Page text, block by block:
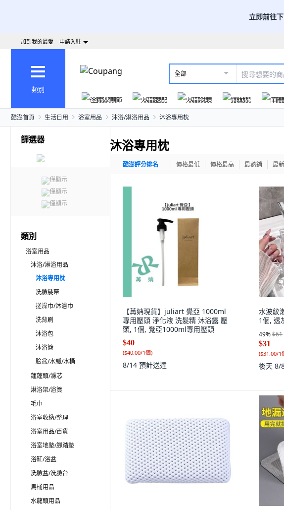
立即前往
加到我的最愛 申請入駐
類別
全部
爸氣父親節
火箭速配 火箭跨境 嬰幼兒 保
酷澎首頁 生活日用 浴室用品 沐浴/淋浴用品 沐浴專用枕
篩選器
僅顯示
僅顯示
僅顯示
類別
浴室用品
沐浴/淋浴用品
沐浴專用枕
洗臉髮帶
搓澡巾/沐浴巾
洗背刷
沐浴包
沐浴籃
臉盆/水瓢/水桶
蓮蓬頭/濾芯
淋浴架/浴簾
毛巾
浴室收納/整理
浴室用品/百貨
浴室地墊/腳踏墊
浴缸/浴盆
洗臉盆/洗臉台
馬桶用品
水龍頭用品
沐浴專用枕
酷澎評分排名 價格最低 價格最高 最熱銷 最
【苒姌現貨】juliart 覺亞 1000ml
專用壓頭 淨化液 洗髮精 沐浴露 壓
頭, 1個, 覺亞1000ml專用壓頭
$40
($40.00/1個)
8/14 預計送達
水波紋
1個, 透
49%$61
$31
($31.00/1
後天 8/